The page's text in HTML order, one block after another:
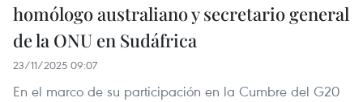
homólogo australiano y secretario general
de la ONU en Sudáfrica
23/11/2025 09:07
En el marco de su participación en la Cumbre del G20